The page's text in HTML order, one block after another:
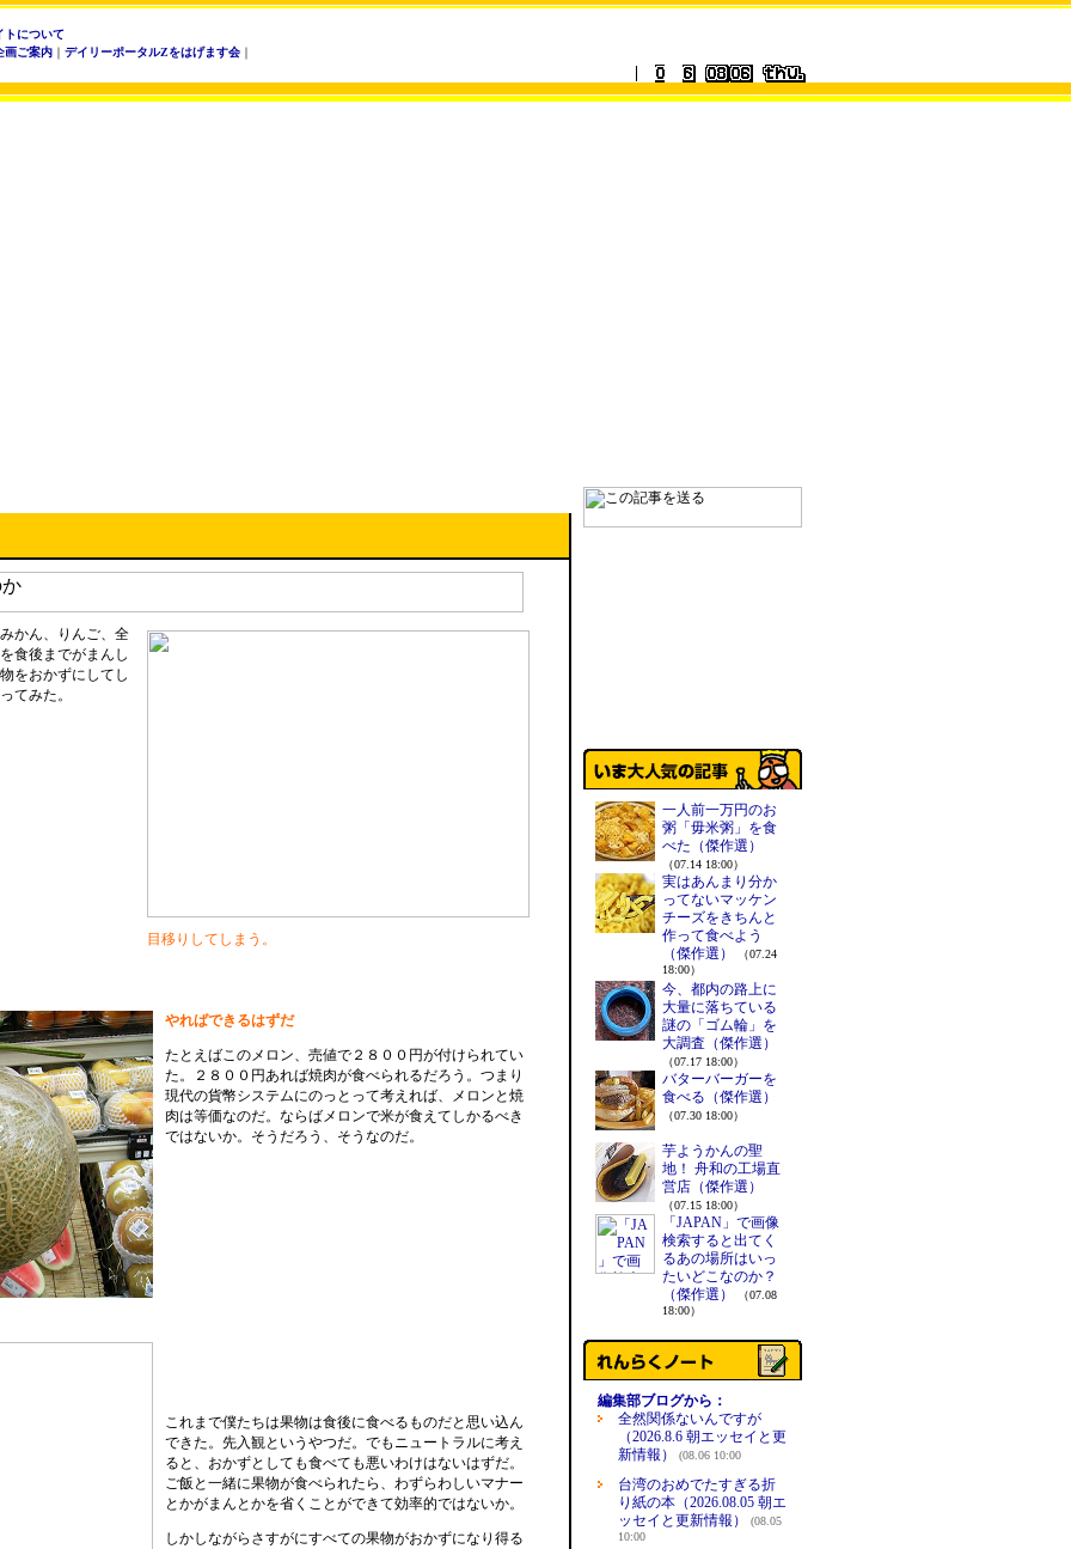
トについて
画ご案内 ｜ デイリーポータルZをはげます会 ｜
目移りしてしまう。
かん、りんご、全
食後までがまんし
をおかずにしてし
てみた。
やればできるはずだ
たとえばこのメロン、売値で２８００円が付けられてい
た。２８００円あれば焼肉が食べられるだろう。つまり
現代の貨幣システムにのっとって考えれば、メロンと焼
肉は等価なのだ。ならばメロンで米が食えてしかるべき
ではないか。そうだろう、そうなのだ。
これまで僕たちは果物は食後に食べるものだと思い込ん
できた。先入観というやつだ。でもニュートラルに考え
ると、おかずとしても食べても悪いわけはないはずだ。
ご飯と一緒に果物が食べられたら、わずらわしいマナー
とかがまんとかを省くことができて効率的ではないか。
しかしながらさすがにすべての果物がおかずになり得る
一人前一万円のお
粥「毋米粥」を食
べた（傑作選）
（07.14 18:00）
実はあんまり分か
ってないマッケン
チーズをきちんと
作って食べよう
（傑作選）
（07.24
18:00）
今、都内の路上に
大量に落ちている
謎の「ゴム輪」を
大調査（傑作選）
（07.17 18:00）
バターバーガーを
食べる（傑作選）
（07.30 18:00）
芋ようかんの聖
地！ 舟和の工場直
営店（傑作選）
（07.15 18:00）
「JAPAN」で画像
検索すると出てく
るあの場所はいっ
たいどこなのか？
（傑作選）
（07.08
18:00）
編集部ブログから：
全然関係ないんですが
（2026.8.6 朝エッセイと更
新情報）
(08.06 10:00
台湾のおめでたすぎる折
り紙の本（2026.08.05 朝エ
ッセイと更新情報）
(08.05
10:00